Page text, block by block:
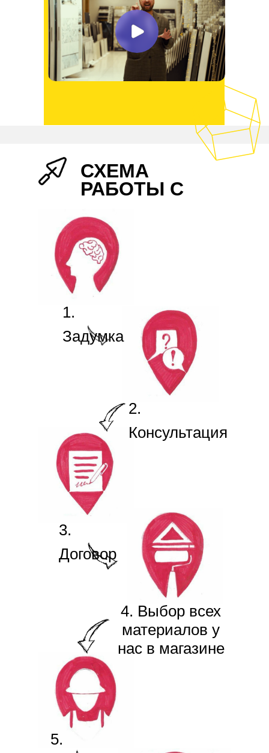
СХЕМА
РАБОТЫ С
3.
Договор
4. Выбор всех
материалов у
нас в магазине
5.
1.
Задумка
2.
Консультация